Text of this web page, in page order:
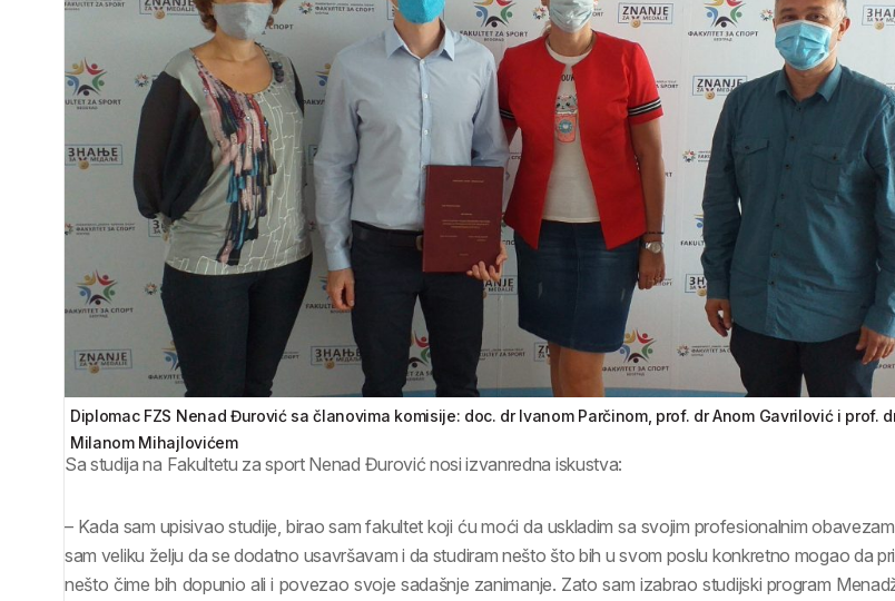
Diplomac FZS Nenad Đurović sa članovima komisije: doc. dr Ivanom Parčinom, prof. dr Anom Gavrilović i prof.
Milanom Mihajlovićem
Sa studija na Fakultetu za sport Nenad Đurović nosi izvanredna iskustva:
– Kada sam upisivao studije, birao sam fakultet koji ću moći da uskladim sa svojim profesionalnim
sam veliku želju da se dodatno usavršavam i da studiram nešto što bih u svom poslu konkretno mogao da
nešto čime bih dopunio ali i povezao svoje sadašnje zanimanje. Zato sam izabrao studijski program